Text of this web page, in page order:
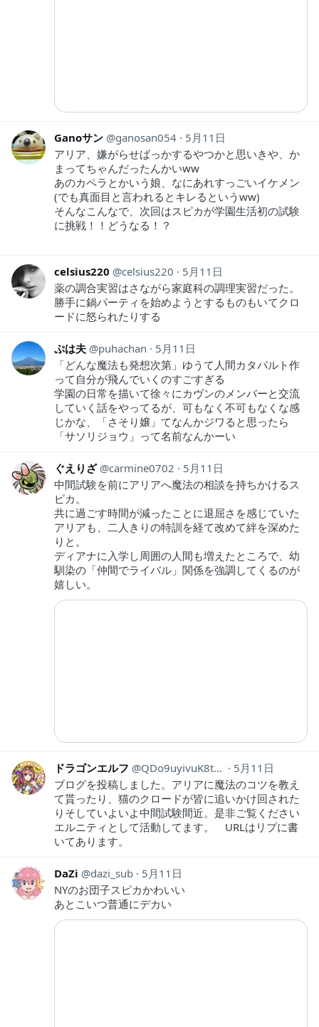
Ganoサン ganosan054
5月11日
アリア、嫌がらせばっかするやつかと思いきや、か
まってちゃんだったんかいww
あのカペラとかいう娘、なにあれすっごいイケメン
(でも真面目と言われるとキレるというww)
そんなこんなで、次回はスピカが学園生活初の試験
に挑戦！！どうなる！？
celsius220 celsius220
5月11日
薬の調合実習はさながら家庭科の調理実習だった。
勝手に鍋パーティを始めようとするものもいてクロ
ードに怒られたりする
ぷは夫 puhachan
5月11日
「どんな魔法も発想次第」ゆうて人間カタパルト作
って自分が飛んでいくのすごすぎる
学園の日常を描いて徐々にカヴンのメンバーと交流
していく話をやってるが、可もなく不可もなくな感
じかな、「さそり嬢」てなんかジワると思ったら
「サソリジョウ」って名前なんかーい
ぐえりざ carmine0702
5月11日
中間試験を前にアリアへ魔法の相談を持ちかけるス
ピカ。
共に過ごす時間が減ったことに退屈さを感じていた
アリアも、二人きりの特訓を経て改めて絆を深めた
りと。
ディアナに入学し周囲の人間も増えたところで、幼
馴染の「仲間でライバル」関係を強調してくるのが
嬉しい。
ドラゴンエルフ QDo9uyivuK8tLS6
5月11日
ブログを投稿しました。アリアに魔法のコツを教え
て貰ったり、猫のクロードが皆に追いかけ回された
りそしていよいよ中間試験間近。是非ご覧ください
エルニティとして活動してます。 URLはリプに書
いてあります。
DaZi dazi_sub
5月11日
NYのお団子スピカかわいい
あとこいつ普通にデカい